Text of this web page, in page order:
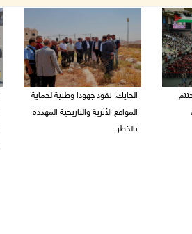
الحايك: نقود جهودا وطنية لحماية
المواقع الأثرية والتاريخية المهددة
بالخطر